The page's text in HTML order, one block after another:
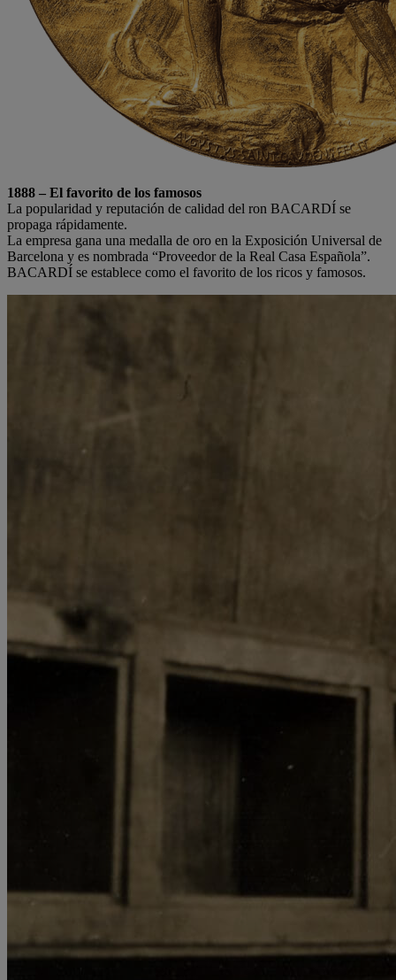
1888 – El favorito de los famosos
La popularidad y reputación de calidad del ron BACARDÍ se
propaga rápidamente.
La empresa gana una medalla de oro en la Exposición Universal de
Barcelona y es nombrada “Proveedor de la Real Casa Española”.
BACARDÍ se establece como el favorito de los ricos y famosos.